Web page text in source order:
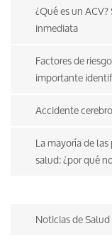
¿Qué es un
inmediata
Factores de
importante
Accidente
La mayoría de
salud: ¿por qué
Noticias de Salud